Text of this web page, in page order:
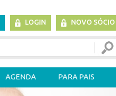
LOGIN NOVO SÓCIO
AGENDA PARA PAIS